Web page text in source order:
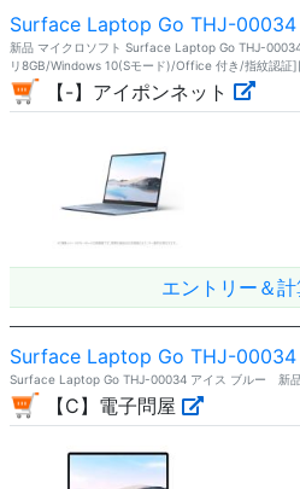
Surface Laptop Go THJ-00034
新品 マイクロソフト Surface Laptop Go THJ-
リ8GB/Windows 10(Sモード)/Office 付き/指紋認証
【-】アイポンネット
エントリー＆
Surface Laptop Go THJ-00034
Surface Laptop Go THJ-00034 アイス ブルー 新
【C】電子問屋